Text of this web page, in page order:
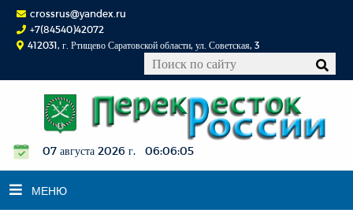
crossrus@yandex.ru
+7(84540)42072
412031, г. Ртищево Саратовской области, ул. Советская, 3
07 августа 2026 г. 06:06:06
МЕНЮ